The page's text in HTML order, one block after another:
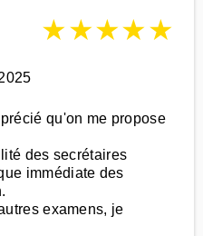
★★★★★
qu'on me propose
des secrétaires
immédiate des
examens, je